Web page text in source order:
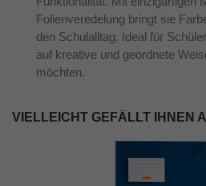
Folienveredelung bringt sie
den Schulalltag. Ideal für
auf kreative und geordnete
möchten.
VIELLEICHT GEFÄLLT IHNEN